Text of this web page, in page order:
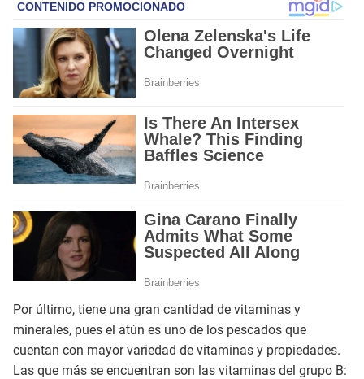
Por último, tiene una gran cantidad de vitaminas y
minerales, pues el atún es uno de los pescados que
cuentan con mayor variedad de vitaminas y propiedades.
Las que más se encuentran son las vitaminas del grupo B: